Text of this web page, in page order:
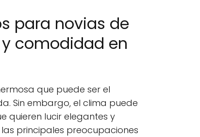
para novias de
comodidad en
que puede ser el
Sin embargo, el clima puede
quieren lucir elegantes y
principales preocupaciones